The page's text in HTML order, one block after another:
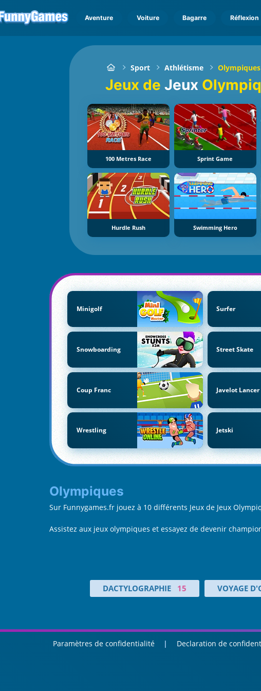
Aventure Voiture Bagarre Réflexion
Sport Athlétisme Olympiques
Jeux deJeux
100 Metres Race Sprint Game
Hurdle Rush Swimming Hero
Minigolf Surfer
Snowboarding Street Skate
Coup Franc Javelot Lancer
Wrestling Jetski
Olympiques
Sur Funnygames.fr jouez à 10 différents Jeux de Jeux
Assistez aux jeux olympiques et essayez de devenir
DACTYLOGRAPHIE 15 VOYAGE
Paramètres de confidentialité Declaration de